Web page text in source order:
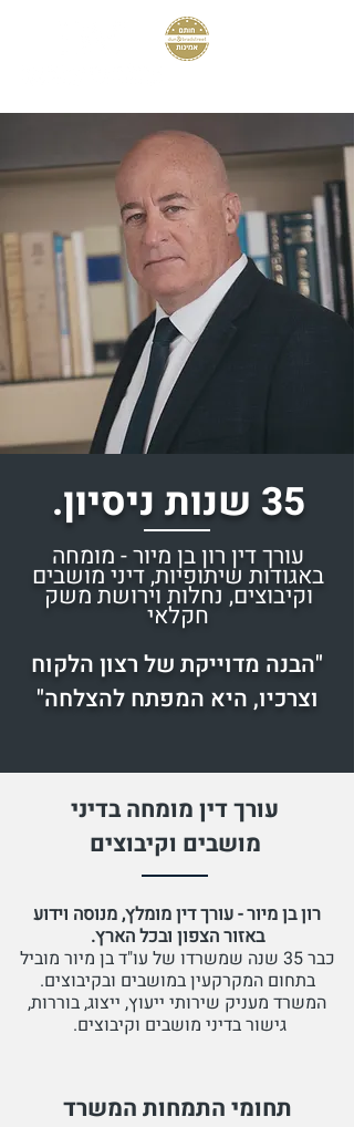
35 שנות ניסיון.
עורך דין רון בן מיור - מומחה
באגודות שיתופיות, דיני מושבים
וקיבוצים, נחלות וירושת משק
חקלאי
"הבנה מדוייקת של רצון הלקוח
וצרכיו, היא המפתח להצלחה"
עורך דין מומחה בדיני
מושבים וקיבוצים
רון בן מיור - עורך דין מומלץ, מנוסה וידוע
באזור הצפון ובכל הארץ.
כבר 35 שנה שמשרדו של עו"ד בן מיור מוביל
בתחום המקרקעין במושבים ובקיבוצים.
המשרד מעניק שירותי ייעוץ, ייצוג, בוררות,
גישור בדיני מושבים וקיבוצים.
תחומי התמחות המשרד